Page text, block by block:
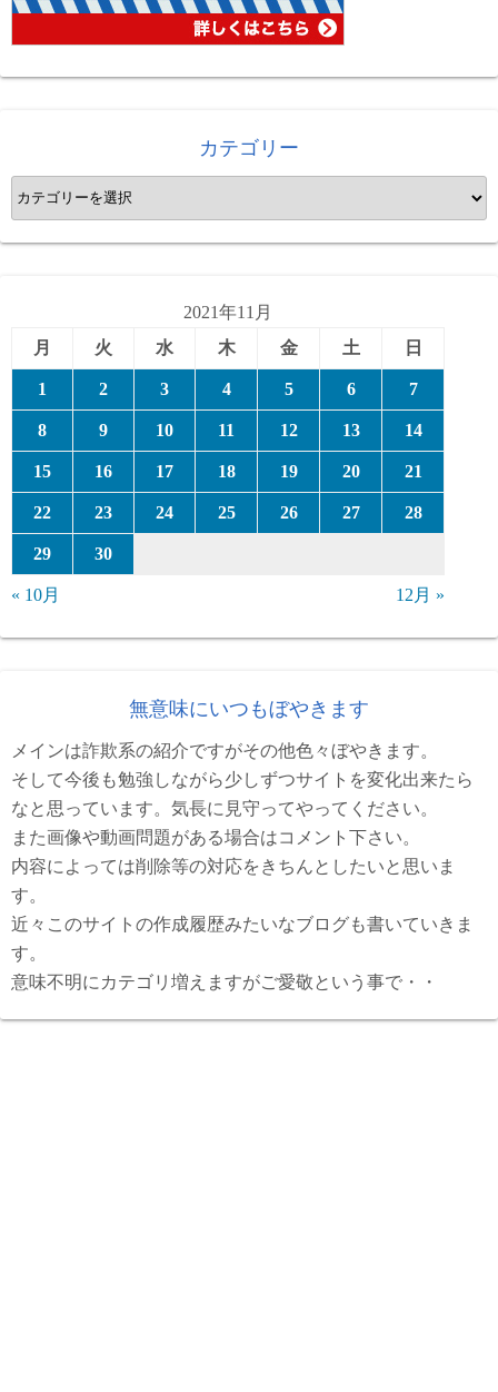
カテゴリー
カ
テ
ゴ
2021年11月
月
火 水 木 金 土 日
1 2 3 4 5 6 7
8 9 10 11 12 13 14
15 16 17 18 19 20 21
22 23 24 25 26 27 28
29 30
« 10月 12月 »
無意味にいつもぼやきます
メインは詐欺系の紹介ですがその他色々ぼやきます。
そして今後も勉強しながら少しずつサイトを変化出来たら
なと思っています。気長に見守ってやってください。
また画像や動画問題がある場合はコメント下さい。
内容によっては削除等の対応をきちんとしたいと思いま
す。
近々このサイトの作成履歴みたいなブログも書いていきま
す。
意味不明にカテゴリ増えますがご愛敬という事で・・